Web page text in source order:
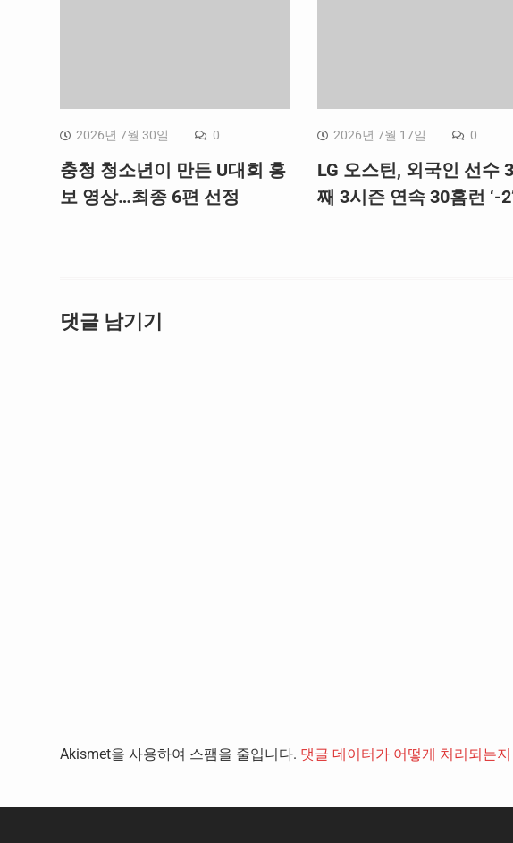
2026년 7월 30일 0
충청 청소년이 만든 U대회 홍
보 영상…최종 6편 선정
2026년 7월 17일 0
LG 오스틴, 외국인 선수
째 3시즌 연속 30홈런 ‘-
댓글 남기기
Akismet을 사용하여 스팸을 줄입니다. 댓글 데이터가 어떻게 처리되는